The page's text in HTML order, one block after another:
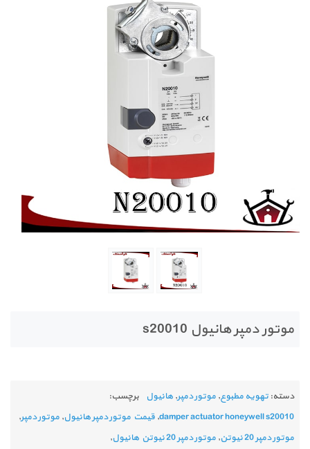
تعمیرات تخصصی تجهیزات کنترلی
موتور دمپر هانیول s20010
دسته: تهویه مطبوع, موتور دمپر, هانیول برچسب:
damper actuator honeywell s20010
, قیمت موتور دمپر هانیول, موتور دمپر,
موتور دمپر 20 نیوتن
, موتور دمپر 20 نیوتن هانیول
,